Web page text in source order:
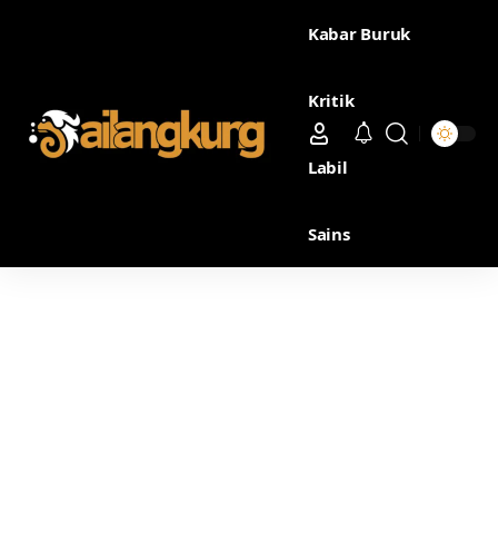
Kabar Buruk
Kritik
Labil
Sains